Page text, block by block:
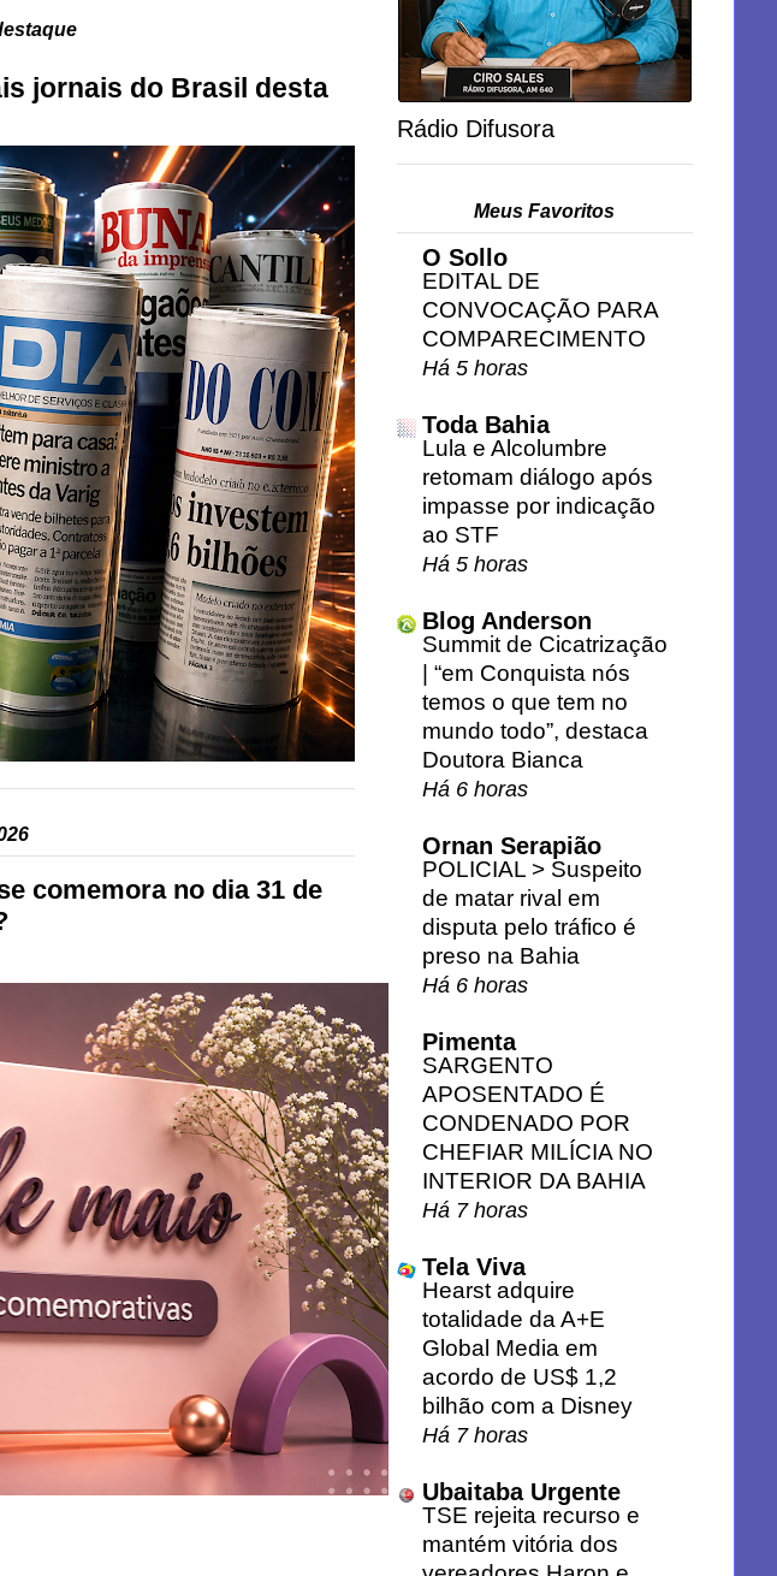
jornais do Brasil desta
comemora no dia 31 de
Rádio Difusora
Meus Favoritos
O Sollo
EDITAL DE
CONVOCAÇÃO PARA
COMPARECIMENTO
Há 5 horas
Toda Bahia
Lula e Alcolumbre
retomam diálogo após
impasse por indicação
ao STF
Há 5 horas
Blog Anderson
Summit de Cicatrização
| “em Conquista nós
temos o que tem no
mundo todo”, destaca
Doutora Bianca
Há 6 horas
Ornan Serapião
POLICIAL > Suspeito
de matar rival em
disputa pelo tráfico é
preso na Bahia
Há 6 horas
Pimenta
SARGENTO
APOSENTADO É
CONDENADO POR
CHEFIAR MILÍCIA NO
INTERIOR DA BAHIA
Há 7 horas
Tela Viva
Hearst adquire
totalidade da A+E
Global Media em
acordo de US$ 1,2
bilhão com a Disney
Há 7 horas
Ubaitaba Urgente
TSE rejeita recurso e
mantém vitória dos